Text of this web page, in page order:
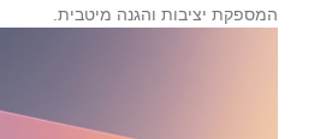
המספקת יציבות והגנה מיטבית.